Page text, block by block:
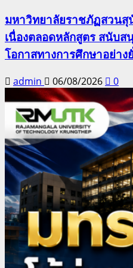
มหาวิทยาลัยราชภัฏสวน
เนื่องตลอดหลักสูตร สนับส
โอกาสทางการศึกษาอย่าง
admin 06/08/2026 0